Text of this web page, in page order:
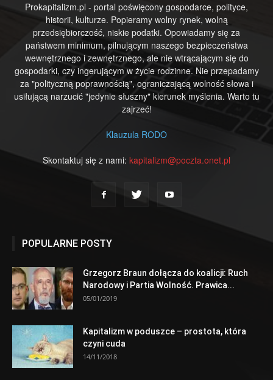
Prokapitalizm.pl - portal poświęcony gospodarce, polityce,
historii, kulturze. Popieramy wolny rynek, wolną
przedsiębiorczość, niskie podatki. Opowiadamy się za
państwem minimum, pilnującym naszego bezpieczeństwa
wewnętrznego i zewnętrznego, ale nie wtrącającym się do
gospodarki, czy ingerującym w życie rodzinne. Nie przepadamy
za "polityczną poprawnością", ograniczającą wolność słowa i
usiłującą narzucić "jedynie słuszny" kierunek myślenia. Warto tu
zajrzeć!
Klauzula RODO
Skontaktuj się z nami: kapitalizm@poczta.onet.pl
POPULARNE POSTY
Grzegorz Braun dołącza do koalicji: Ruch
Narodowy i Partia Wolność. Prawica...
05/01/2019
Kapitalizm w poduszce – prostota, która
czyni cuda
14/11/2018